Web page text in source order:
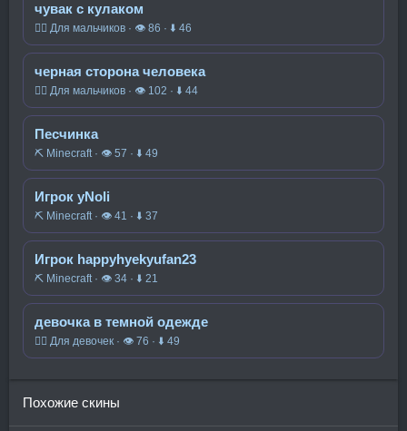
чувак с кулаком
🧍‍♂️ Для мальчиков · 👁 86 · ⬇ 46
черная сторона человека
🧍‍♂️ Для мальчиков · 👁 102 · ⬇ 44
Песчинка
⛏️ Minecraft · 👁 57 · ⬇ 49
Игрок yNoli
⛏️ Minecraft · 👁 41 · ⬇ 37
Игрок happyhyekyufan23
⛏️ Minecraft · 👁 34 · ⬇ 21
девочка в темной одежде
🧍‍♀️ Для девочек · 👁 76 · ⬇ 49
Похожие скины